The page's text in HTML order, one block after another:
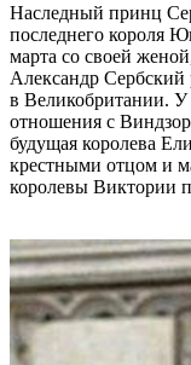
Наследный принц
последнего короля
марта со своей
Александр
в Великобритании. У
отношения с
будущая королева
крестными отцом и
королевы Виктории